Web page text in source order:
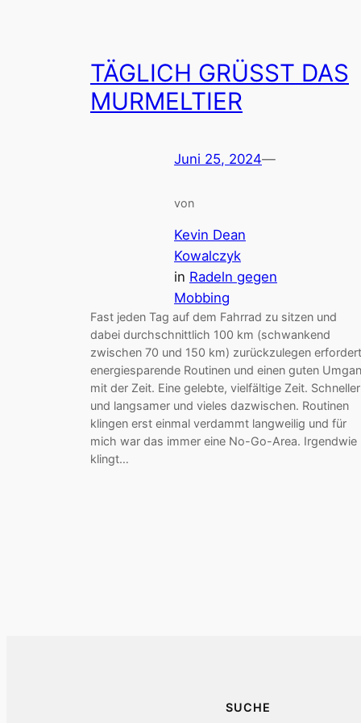
TÄGLICH GRÜSST DAS M
URMELTIER
Juni 25, 2024—
von
Kevin Dean
Kowalczyk
in Radeln gegen
Mobbing
Fast jeden Tag auf dem Fahrrad zu sitzen und
dabei durchschnittlich 100 km (schwankend
zwischen 70 und 150 km) zurückzulegen erfordert
energiesparende Routinen und einen guten
mit der Zeit. Eine gelebte, vielfältige Zeit. Schneller
und langsamer und vieles dazwischen. Routinen
klingen erst einmal verdammt langweilig und für
mich war das immer eine No-Go-Area. Irgendwie
klingt…
SUCHE